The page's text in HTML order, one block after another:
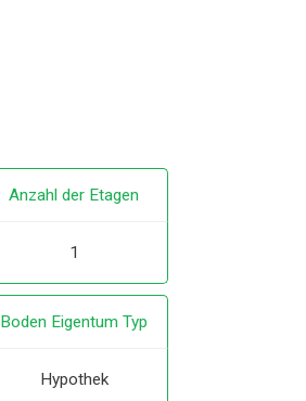
Anzahl der Etagen
1
Boden Eigentum Typ
Hypothek